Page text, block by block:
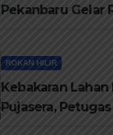
Pekanbaru Gelar
ROKAN HILIR
Kebakaran
Pujasera,